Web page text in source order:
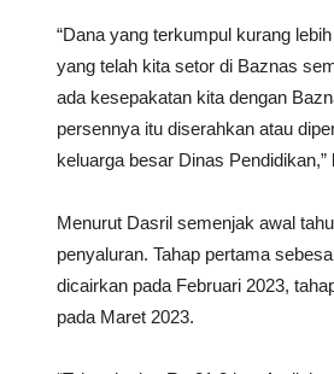
“Dana yang terkumpul kurang
yang telah kita setor di Baznas
ada kesepakatan kita dengan
persennya itu diserahkan atau
keluarga besar Dinas Pendidikan,”
Menurut Dasril semenjak awal
penyaluran. Tahap pertama
dicairkan pada Februari 2023,
pada Maret 2023.